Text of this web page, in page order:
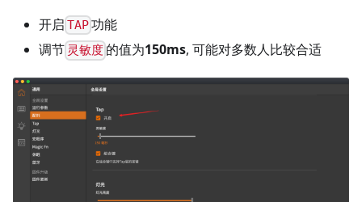
开启 TAP功能
调节 灵敏度 的值为150ms, 可能对多数人比较合适